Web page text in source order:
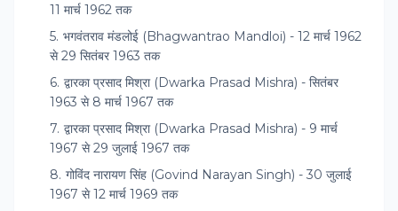
11 मार्च 1962 तक
भगवंतराव मंडलोई (Bhagwantrao Mandloi) - 12 मार्च 1962
से 29 सितंबर 1963 तक
द्वारका प्रसाद मिश्रा (Dwarka Prasad Mishra) - सितंबर
1963 से 8 मार्च 1967 तक
द्वारका प्रसाद मिश्रा (Dwarka Prasad Mishra) - 9 मार्च
1967 से 29 जुलाई 1967 तक
गोविंद नारायण सिंह (Govind Narayan Singh) - 30 जुलाई
1967 से 12 मार्च 1969 तक